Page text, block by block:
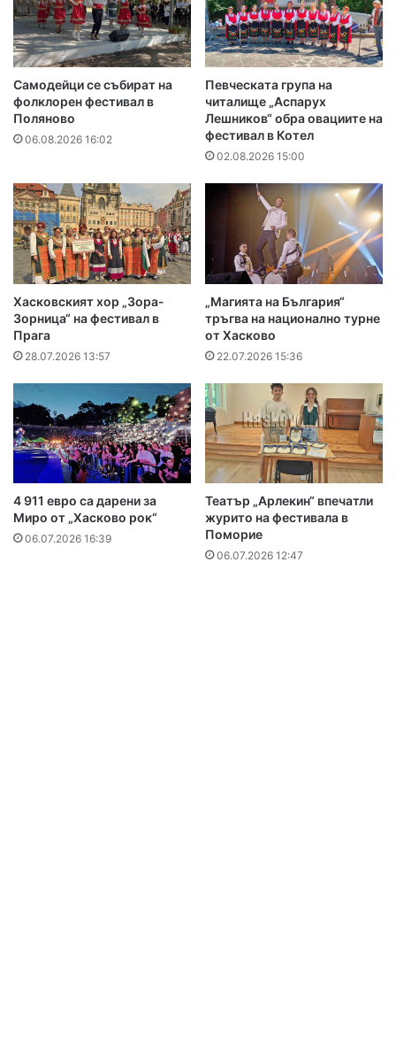
Самодейци се събират на
фолклорен фестивал в
Поляново
06.08.2026 16:02
Певческата група на
читалище „Аспарух
Лешников“ обра овациите на
фестивал в Котел
02.08.2026 15:00
Хасковският хор „Зора-
Зорница“ на фестивал в
Прага
28.07.2026 13:57
„Магията на България“
тръгва на национално турне
от Хасково
22.07.2026 15:36
4 911 евро са дарени за
Миро от „Хасково рок“
06.07.2026 16:39
Театър „Арлекин“ впечатли
журито на фестивала в
Поморие
06.07.2026 12:47